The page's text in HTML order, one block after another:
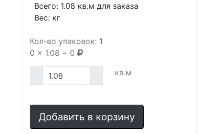
Всего: 1.08 кв.м для заказа
Вес: кг
Кол-во упаковок: 1
0 x 1.08 = 0
кв.м
Добавить в корзину